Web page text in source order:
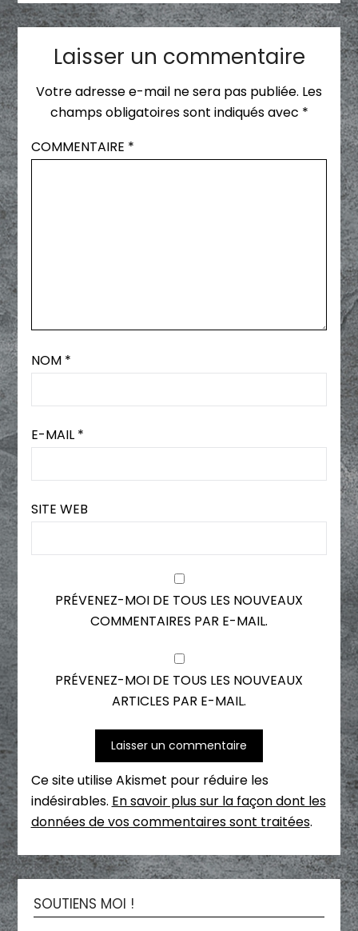
Laisser un commentaire
Votre adresse e-mail ne sera pas publiée. Les
champs obligatoires sont indiqués avec *
COMMENTAIRE *
NOM *
E-MAIL *
SITE WEB
PRÉVENEZ-MOI DE TOUS LES NOUVEAUX
COMMENTAIRES PAR E-MAIL.
PRÉVENEZ-MOI DE TOUS LES NOUVEAUX
ARTICLES PAR E-MAIL.
Ce site utilise Akismet pour réduire les
indésirables. En savoir plus sur la façon dont les
données de vos commentaires sont traitées.
SOUTIENS MOI !